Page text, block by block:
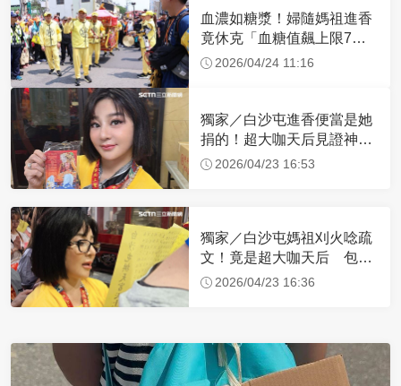
血濃如糖漿！婦隨媽祖進香
竟休克「血糖值飆上限7
倍」 醫曝原因
2026/04/24 11:16
獨家／白沙屯進香便當是她
捐的！超大咖天后見證神
蹟 一靠近媽祖就爆哭
2026/04/23 16:53
獨家／白沙屯媽祖刈火唸疏
文！竟是超大咖天后 包尿
布忍尿5小時不喊累
2026/04/23 16:36